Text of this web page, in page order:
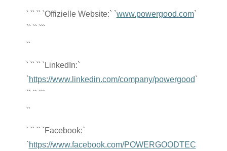
` `` `` `Offizielle Website:` `www.powergood.com`
`` `` ```
``
` `` `` ` LinkedIn:`
`https://www.linkedin.com/company/powergood `
`` `` ```
``
` `` `` `Facebook:`
`https://www.facebook.com/POWERGOODTEC